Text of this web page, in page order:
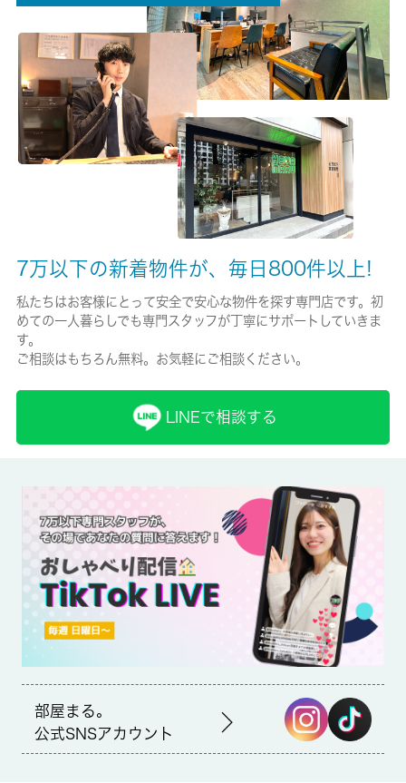
有/21500円
保険名/保険期間
東京海上ミレア少額短期保険/2年
保証人代行
審査有。初回総賃料の５０％、更新１年／１０，０００円、連帯
賃貸区分/契約期間
一般/2年
契約時その他費用負担は退去立会時に協議します。契約期間１年
未満の解約は短期解約金１ヶ月分がかかります。書類代：１１，
０００円 更新時：更新事務手数料１１，０００円
室内設備はエアコン・CATV・追い焚きなどが揃っており、とて
も充実しています。知らない人が来た時でも玄関を開ける必要が
なくなるモニター付きインターホンが付いております。収納はシ
ューズボックス・クロゼットなどが備え付けられているので、衣
類や日用品の収納に重宝します。 城南コミュニティでは、東急
多摩川線下丸子周辺の不動産情報を取り扱っております。アクセ
ス良好で快適な生活をご提供いたします。
7万以下の新着物件が、毎日800件以上!
私たちはお客様にとって安全で安心な物件を探す専門店です。初
めての一人暮らしでも専門スタッフが丁寧にサポートしていきま
す。
ご相談はもちろん無料。お気軽にご相談ください。
LINEで相談する
部屋まる。
公式SNSアカウント